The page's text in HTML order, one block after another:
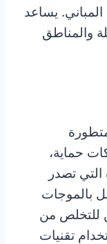
يساعد
والمناطق
حماية،
تصدر
بالموجات
للتخلص من
تقنيات